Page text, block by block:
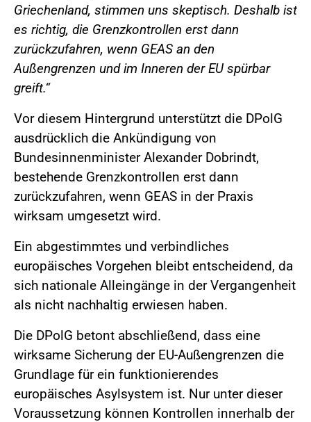
Griechenland, stimmen uns skeptisch. Deshalb ist
es richtig, die Grenzkontrollen erst dann
zurückzufahren, wenn GEAS an den
Außengrenzen und im Inneren der EU spürbar
greift.“
Vor diesem Hintergrund unterstützt die DPolG
ausdrücklich die Ankündigung von
Bundesinnenminister Alexander Dobrindt,
bestehende Grenzkontrollen erst dann
zurückzufahren, wenn GEAS in der Praxis
wirksam umgesetzt wird.
Ein abgestimmtes und verbindliches
europäisches Vorgehen bleibt entscheidend, da
sich nationale Alleingänge in der Vergangenheit
als nicht nachhaltig erwiesen haben.
Die DPolG betont abschließend, dass eine
wirksame Sicherung der EU-Außengrenzen die
Grundlage für ein funktionierendes
europäisches Asylsystem ist. Nur unter dieser
Voraussetzung können Kontrollen innerhalb der